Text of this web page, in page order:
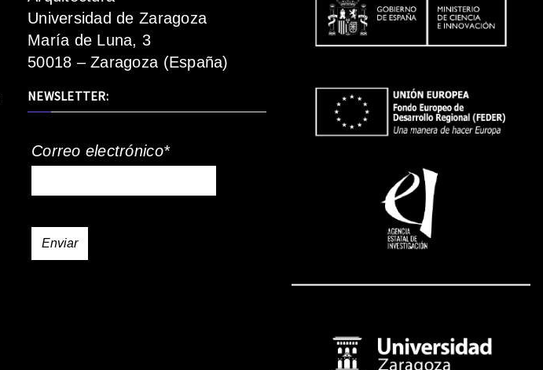
Universidad de Zaragoza
María de Luna, 3
50018 – Zaragoza (España)
NEWSLETTER:
Correo electrónico*